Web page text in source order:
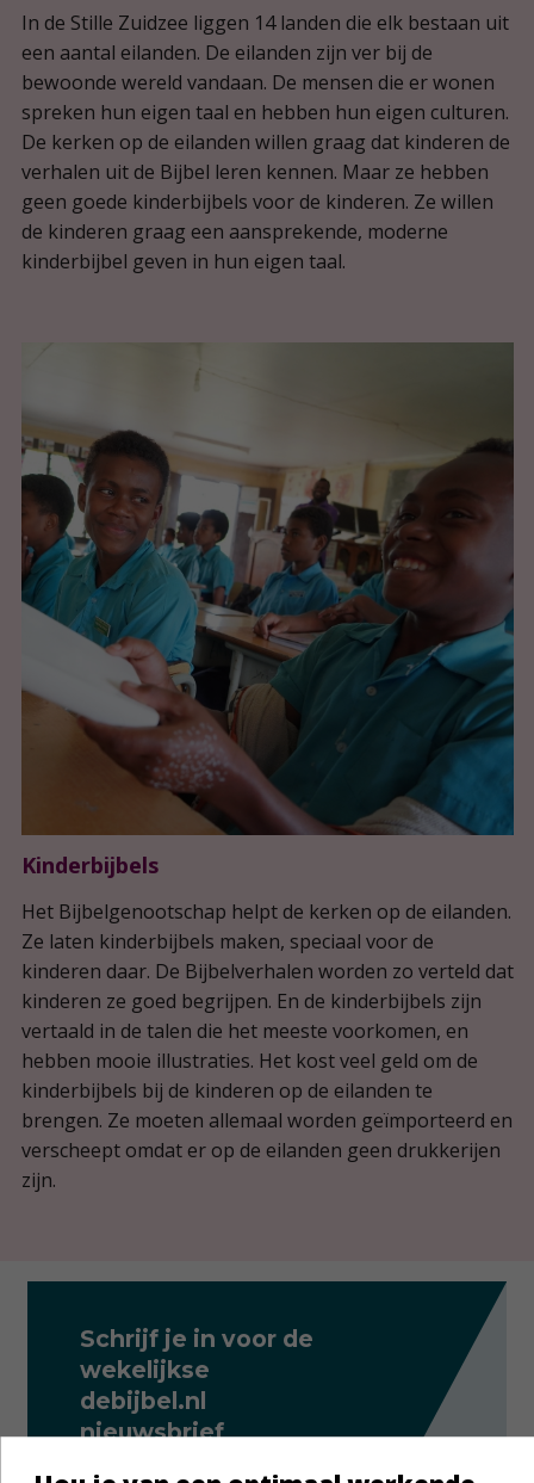
In de Stille Zuidzee liggen 14 landen die elk bestaan uit
een aantal eilanden. De eilanden zijn ver bij de
bewoonde wereld vandaan. De mensen die er wonen
spreken hun eigen taal en hebben hun eigen culturen.
De kerken op de eilanden willen graag dat kinderen de
verhalen uit de Bijbel leren kennen. Maar ze hebben
geen goede kinderbijbels voor de kinderen. Ze willen
de kinderen graag een aansprekende, moderne
kinderbijbel geven in hun eigen taal.
Kinderbijbels
Het Bijbelgenootschap helpt de kerken op de eilanden.
Ze laten kinderbijbels maken, speciaal voor de
kinderen daar. De Bijbelverhalen worden zo verteld dat
kinderen ze goed begrijpen. En de kinderbijbels zijn
vertaald in de talen die het meeste voorkomen, en
hebben mooie illustraties. Het kost veel geld om de
kinderbijbels bij de kinderen op de eilanden te
brengen. Ze moeten allemaal worden geïmporteerd en
verscheept omdat er op de eilanden geen drukkerijen
zijn.
Schrijf je in voor de
wekelijkse
debijbel.nl
nieuwsbrief